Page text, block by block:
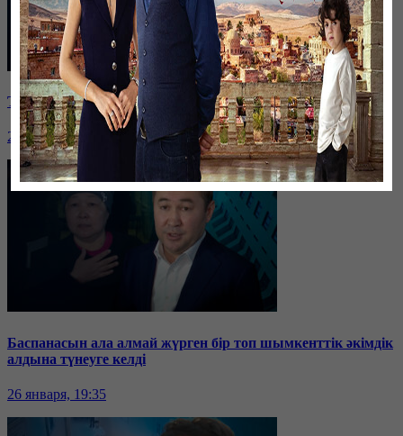
Таразда ТЭЦ қызметкерлері жалақы көтеруді талап етті
26 января, 19:36
Баспанасын ала алмай жүрген бір топ шымкенттік әкімдік
алдына түнеуге келді
26 января, 19:35